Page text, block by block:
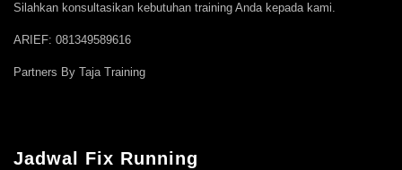
Silahkan konsultasikan kebutuhan training Anda kepada kami.
ARIEF: 081349589616
Partners By Taja Training
Jadwal Fix Running